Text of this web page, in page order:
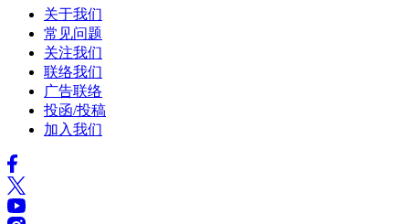
关于我们
常见问题
关注我们
联络我们
广告联络
投函/投稿
加入我们